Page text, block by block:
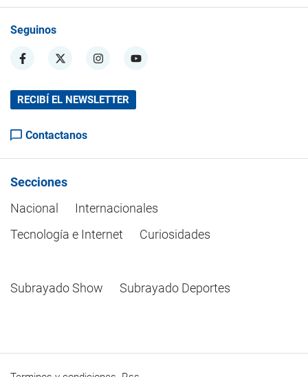
Seguinos
RECIBÍ EL NEWSLETTER
Contactanos
Secciones
Nacional
Internacionales
Tecnología e Internet
Curiosidades
Subrayado Show Subrayado Deportes